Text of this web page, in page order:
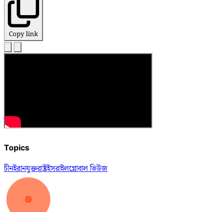
Copy link
Topics
চীনইরানযুক্তরাষ্ট্রইসরাইলগ্লোবাল ভিউজ